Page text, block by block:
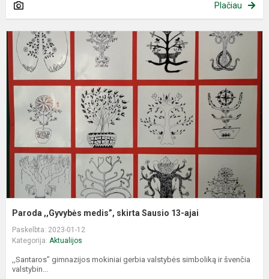
Plačiau
Paroda ,,Gyvybės medis”, skirta Sausio 13-ajai
Paskelbta: 2023-01-12
Kategorija: Aktualijos
,,Santaros’’ gimnazijos mokiniai gerbia valstybės simboliką ir švenčia
valstybin...